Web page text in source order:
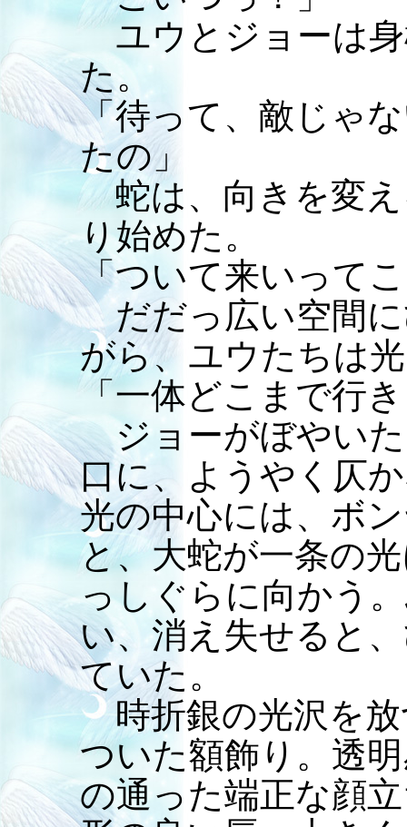
ユウとジョーは身
た。
「待って、敵じゃ
たの」
蛇は、向きを変え
り始めた。
「ついて来いって
だだっ広い空間に
がら、ユウたちは
「一体どこまで行
ジョーがぼやいた
口に、ようやく仄
光の中心には、ボ
と、大蛇が一条の
っしぐらに向かう
い、消え失せると
ていた。
時折銀の光沢を放
ついた額飾り。透
の通った端正な顔